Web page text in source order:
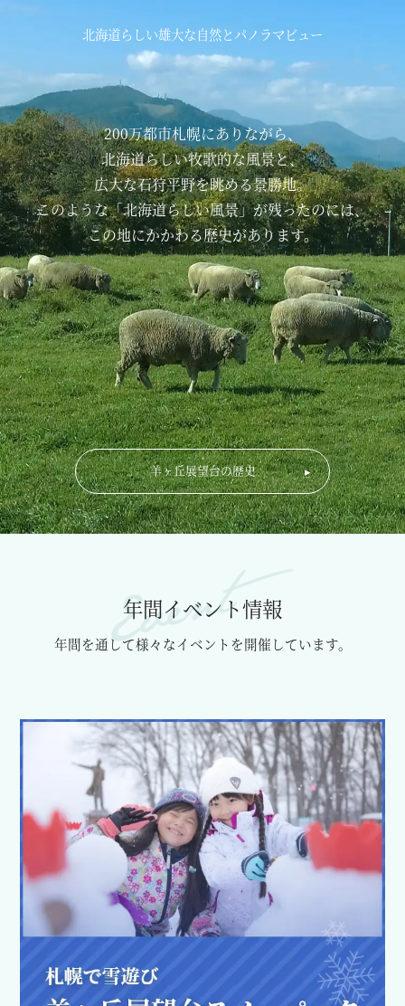
北海道らしい雄大な自然とパノラマビュー
200万都市札幌にありながら、
北海道らしい牧歌的な風景と、
広大な石狩平野を眺める景勝地。
このような「北海道らしい風景」が残ったのには、
この地にかかわる歴史があります。
羊ヶ丘展望台の歴史
年間イベント情報
年間を通して様々なイベントを開催しています。